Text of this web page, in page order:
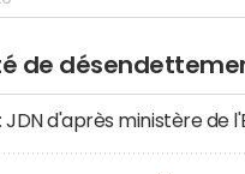
de
JDN d'après ministère de